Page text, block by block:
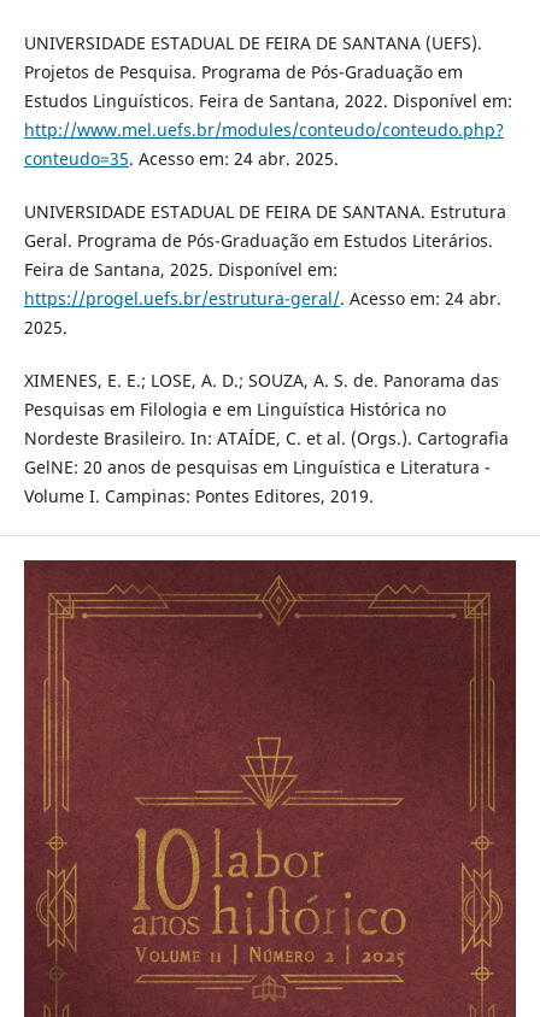
UNIVERSIDADE ESTADUAL DE FEIRA DE SANTANA (UEFS).
Projetos de Pesquisa. Programa de Pós-Graduação em
Estudos Linguísticos. Feira de Santana, 2022. Disponível em:
http://www.mel.uefs.br/modules/conteudo/conteudo.php?
conteudo=35. Acesso em: 24 abr. 2025.
UNIVERSIDADE ESTADUAL DE FEIRA DE SANTANA. Estrutura
Geral. Programa de Pós-Graduação em Estudos Literários.
Feira de Santana, 2025. Disponível em:
https://progel.uefs.br/estrutura-geral/. Acesso em: 24 abr.
2025.
XIMENES, E. E.; LOSE, A. D.; SOUZA, A. S. de. Panorama das
Pesquisas em Filologia e em Linguística Histórica no
Nordeste Brasileiro. In: ATAÍDE, C. et al. (Orgs.). Cartografia
GelNE: 20 anos de pesquisas em Linguística e Literatura -
Volume I. Campinas: Pontes Editores, 2019.